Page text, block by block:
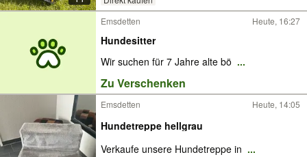
Emsdetten
Heute, 16:27
Hundesitter
Wir suchen für 7 Jahre alte bö ...
Zu Verschenken
Emsdetten Heute, 14:05
Hundetreppe hellgrau
Verkaufe unsere Hundetreppe in ...